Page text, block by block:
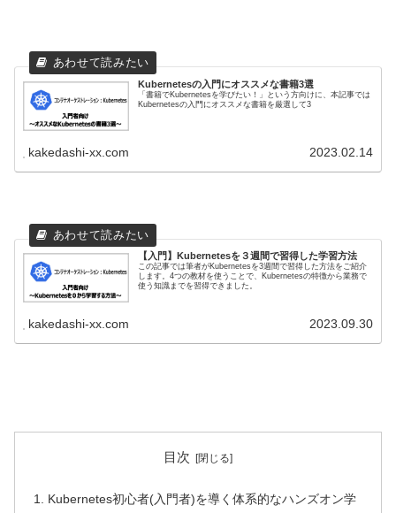
Kubernetesの入門にオススメな書籍3選
「書籍でKubernetesを学びたい！」という方向けに、本記事では
Kubernetesの入門にオススメな書籍を厳選して3
kakedashi-xx.com 2023.02.14
【入門】Kubernetesを３週間で習得した学習方法
この記事では筆者がKubernetesを3週間で習得した方法をご紹介
します。4つの教材を使うことで、Kubernetesの特徴から業務で
使う知識までを習得できました。
kakedashi-xx.com 2023.09.30
目次
Kubernetes初心者(入門者)を導く体系的なハンズオン学